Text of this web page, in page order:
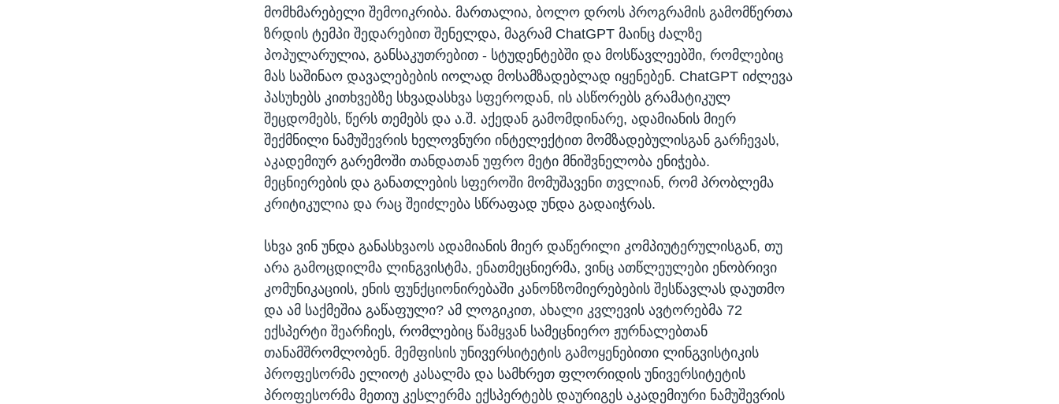
მომხმარებელი შემოიკრიბა. მართალია, ბოლო დროს პროგრამის გამომწერთა
ზრდის ტემპი შედარებით შენელდა, მაგრამ ChatGPT მაინც ძალზე
პოპულარულია, განსაკუთრებით - სტუდენტებში და მოსწავლეებში, რომლებიც
მას საშინაო დავალებების იოლად მოსამზადებლად იყენებენ. ChatGPT იძლევა
პასუხებს კითხვებზე სხვადასხვა სფეროდან, ის ასწორებს გრამატიკულ
შეცდომებს, წერს თემებს და ა.შ. აქედან გამომდინარე, ადამიანის მიერ
შექმნილი ნამუშევრის ხელოვნური ინტელექტით მომზადებულისგან გარჩევას,
აკადემიურ გარემოში თანდათან უფრო მეტი მნიშვნელობა ენიჭება.
მეცნიერების და განათლების სფეროში მომუშავენი თვლიან, რომ პრობლემა
კრიტიკულია და რაც შეიძლება სწრაფად უნდა გადაიჭრას.
სხვა ვინ უნდა განასხვაოს ადამიანის მიერ დაწერილი კომპიუტერულისგან, თუ
არა გამოცდილმა ლინგვისტმა, ენათმეცნიერმა, ვინც ათწლეულები ენობრივი
კომუნიკაციის, ენის ფუნქციონირებაში კანონზომიერებების შესწავლას დაუთმო
და ამ საქმეშია გაწაფული? ამ ლოგიკით, ახალი კვლევის ავტორებმა 72
ექსპერტი შეარჩიეს, რომლებიც წამყვან სამეცნიერო ჟურნალებთან
თანამშრომლობენ. მემფისის უნივერსიტეტის გამოყენებითი ლინგვისტიკის
პროფესორმა ელიოტ კასალმა და სამხრეთ ფლორიდის უნივერსიტეტის
პროფესორმა მეთიუ კესლერმა ექსპერტებს დაურიგეს აკადემიური ნამუშევრის